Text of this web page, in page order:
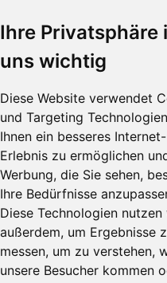
Ihre Privatsphäre
uns wichtig
Diese Website verwendet
und Targeting
Ihnen ein besseres Internet-
Erlebnis zu ermöglichen
Werbung, die Sie sehen,
Ihre Bedürfnisse
Diese Technologien nutzen
außerdem, um Ergebnisse
messen, um zu verstehen,
unsere Besucher kommen
UND DIE PROTHESE
komfortablen Zahnersatz,
Einen mit dem man wieder
früher, als man sich fragte:
und ...